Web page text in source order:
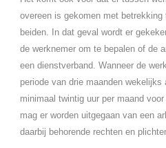
overeen is gekomen met
beiden. In dat geval wordt er
de werknemer om te bepalen of de
een dienstverband. Wanneer de
periode van drie maanden wekelijks
minimaal twintig uur per maand
mag er worden uitgegaan van een
daarbij behorende rechten en